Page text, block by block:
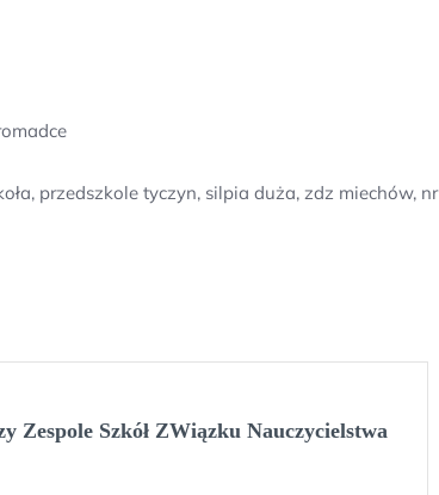
przedszkole tyczyn, silpia duża, zdz miechów,
Zespole Szkół ZWiązku Nauczycielstwa